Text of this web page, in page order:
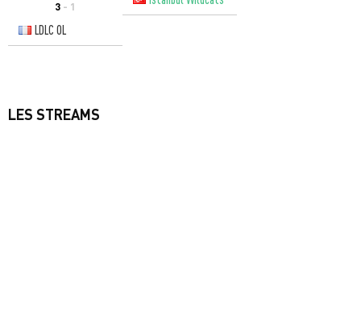
3 - 1
LDLC OL
LES STREAMS